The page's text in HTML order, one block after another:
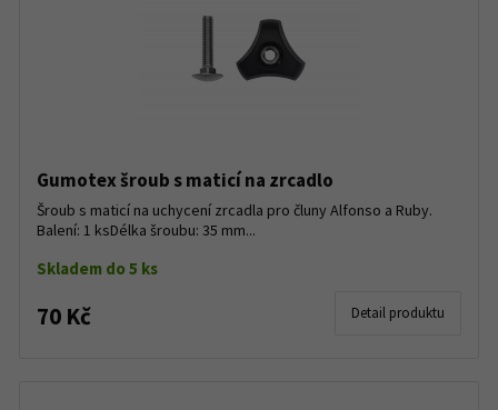
Gumotex šroub s maticí na zrcadlo
Šroub s maticí na uchycení zrcadla pro čluny Alfonso a Ruby.
Balení: 1 ksDélka šroubu: 35 mm...
Skladem do 5 ks
70 Kč Detail produktu